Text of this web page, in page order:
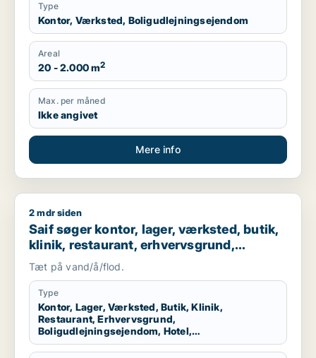
Type
Kontor, Værksted, Boligudlejningsejendom
Areal
20 - 2.000 m2
Max. per måned
Ikke angivet
Mere info
Saif søger kontor, lager, værksted, butik, klinik, restaurant,
2 mdr siden
Saif søger kontor, lager, værksted, butik,
klinik, restaurant, erhvervsgrund,
boligudlejningsejendom, hotel,
produktionslokaler eller garage til salg i
Storkøbenhavn
Tæt på vand/å/flod.
Type
Kontor, Lager, Værksted, Butik, Klinik,
Restaurant, Erhvervsgrund,
Boligudlejningsejendom, Hotel,
Produktionslokaler, Garage